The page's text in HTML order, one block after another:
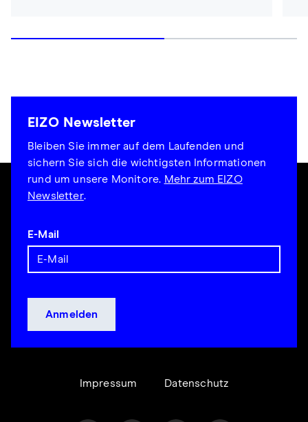
EIZO Newsletter
Bleiben Sie immer auf dem Laufenden und
sichern Sie sich die wichtigsten Informationen
rund um unsere Monitore. Mehr zum EIZO
Newsletter.
E-Mail
Impressum Datenschutz